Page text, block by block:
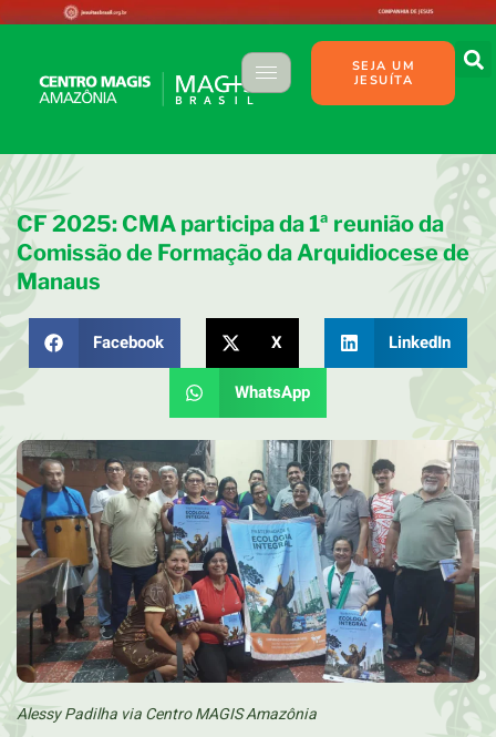
SEJA UM
JESUÍTA
CF 2025: CMA participa da 1ª reunião da
Comissão de Formação da Arquidiocese de
Manaus
Facebook X LinkedIn
WhatsApp
Alessy Padilha via Centro MAGIS Amazônia